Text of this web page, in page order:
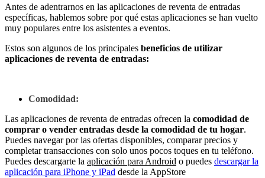
Antes de adentrarnos en las aplicaciones de reventa de entradas
específicas, hablemos sobre por qué estas aplicaciones se han vuelto
muy populares entre los asistentes a eventos.
Estos son algunos de los principales beneficios de utilizar
aplicaciones de reventa de entradas:
Comodidad:
Las aplicaciones de reventa de entradas ofrecen la comodidad de
comprar o vender entradas desde la comodidad de tu hogar.
Puedes navegar por las ofertas disponibles, comparar precios y
completar transacciones con solo unos pocos toques en tu teléfono.
Puedes descargarte la aplicación para Android o puedes descargar la
aplicación para iPhone y iPad desde la AppStore